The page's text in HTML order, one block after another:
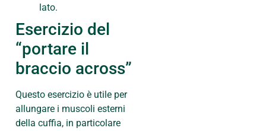
lato.
Esercizio del
“portare il
braccio across”
Questo esercizio è utile per
allungare i muscoli esterni
della cuffia, in particolare